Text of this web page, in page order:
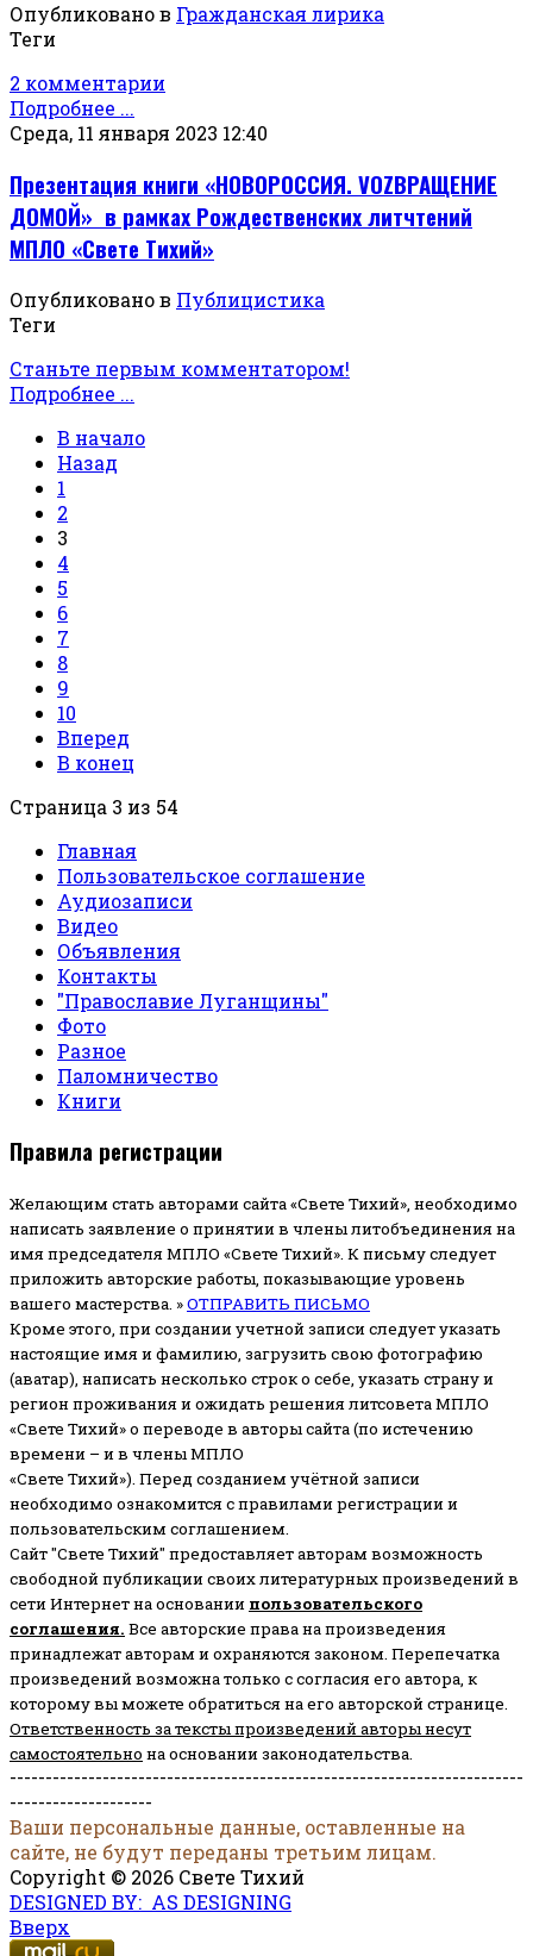
Опубликовано в Гражданская лирика
Теги
2 комментарии
Подробнее ...
Среда, 11 января 2023 12:40
Презентация книги «НОВОРОССИЯ. VOZВРАЩЕНИЕ
ДОМОЙ» в рамках Рождественских литчтений
МПЛО «Свете Тихий»
Опубликовано в Публицистика
Теги
Станьте первым комментатором!
Подробнее ...
В начало
Назад
1
2
3
4
5
6
7
8
9
10
Вперед
В конец
Страница 3 из 54
Главная
Пользовательское соглашение
Аудиозаписи
Видео
Объявления
Контакты
"Православие Луганщины"
Фото
Разное
Паломничество
Книги
Правила регистрации
Желающим стать авторами сайта «Свете Тихий», необходимо
написать заявление о принятии в члены литобъединения на
имя председателя МПЛО «Свете Тихий». К письму следует
приложить авторские работы, показывающие уровень
вашего мастерства. »ОТПРАВИТЬ ПИСЬМО
Кроме этого, при создании учетной записи следует указать
настоящие имя и фамилию, загрузить свою фотографию
(аватар), написать несколько строк о себе, указать страну и
регион проживания и ожидать решения литсовета МПЛО
«Свете Тихий» о переводе в авторы сайта (по истечению
времени – и в члены МПЛО
«Свете Тихий»). Перед созданием учётной записи
необходимо ознакомится с правилами регистрации и
пользовательским соглашением.
Сайт "Свете Тихий" предоставляет авторам возможность
свободной публикации своих литературных произведений в
сети Интернет на основании пользовательского
соглашения. Все авторские права на произведения
принадлежат авторам и охраняются законом. Перепечатка
произведений возможна только с согласия его автора, к
которому вы можете обратиться на его авторской странице.
Ответственность за тексты произведений авторы несут
самостоятельно на основании законодательства.
------------------------------------------------------------------------
--------------------
Ваши персональные данные, оставленные на
сайте, не будут переданы третьим лицам.
Copyright © 2026 Свете Тихий
DESIGNED BY: AS DESIGNING
Вверх